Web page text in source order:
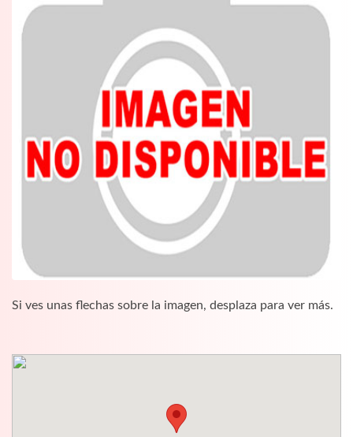
Si ves unas flechas sobre la imagen, desplaza para ver más.